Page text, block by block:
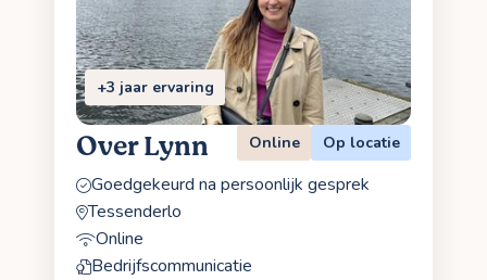
+3 jaar ervaring
Over Lynn Online Op locatie
Goedgekeurd na persoonlijk gesprek
Tessenderlo
Online
Bedrijfscommunicatie